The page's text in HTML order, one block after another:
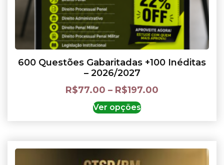
600 Questões Gabaritadas +100 Inéditas
– 2026/2027
R$77.00 – R$197.00
Ver opções